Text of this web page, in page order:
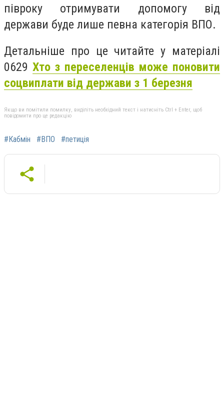
півроку отримувати допомогу від
держави буде лише певна категорія ВПО.
Детальніше про це читайте у матеріалі
0629 Хто з переселенців може поновити
соцвиплати від держави з 1 березня
Якщо ви помітили помилку, виділіть необхідний текст і натисніть Ctrl + Enter, щоб
повідомити про це редакцію
#Кабмін #ВПО #петиція